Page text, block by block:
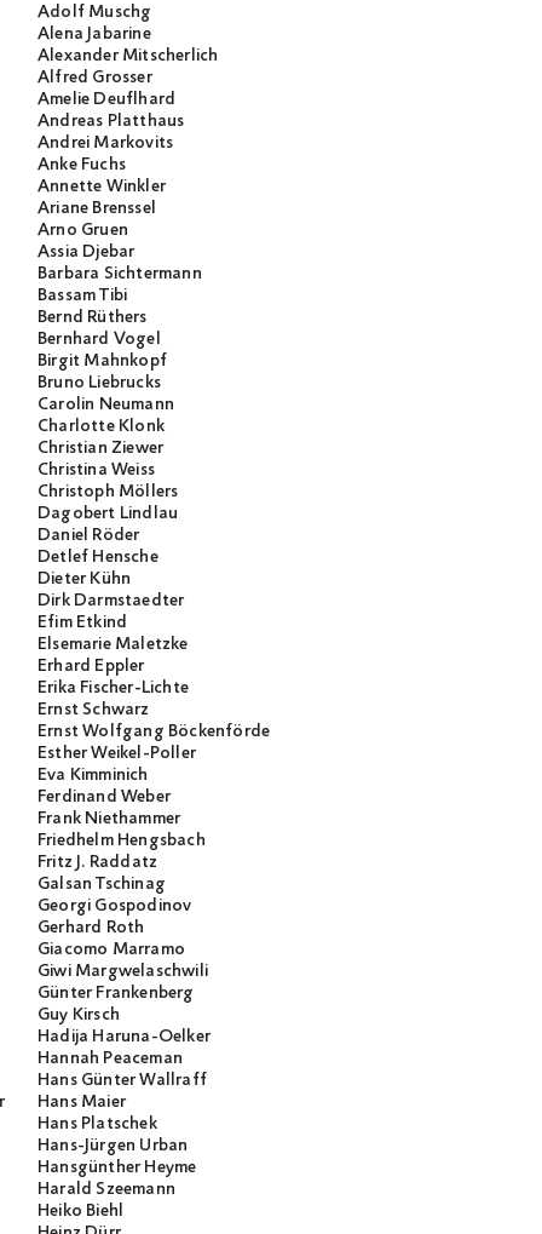
Adolf Muschg
Alena Jabarine
Alexander Mitscherlich
Alfred Grosser
Amelie Deuflhard
Andreas Platthaus
Andrei Markovits
Anke Fuchs
Annette Winkler
Ariane Brenssel
Arno Gruen
Assia Djebar
Barbara Sichtermann
Bassam Tibi
Bernd Rüthers
Bernhard Vogel
Birgit Mahnkopf
Bruno Liebrucks
Carolin Neumann
Charlotte Klonk
Christian Ziewer
Christina Weiss
Christoph Möllers
Dagobert Lindlau
Daniel Röder
Detlef Hensche
Dieter Kühn
Dirk Darmstaedter
Efim Etkind
Elsemarie Maletzke
Erhard Eppler
Erika Fischer-Lichte
Ernst Schwarz
Ernst Wolfgang Böckenförde
Esther Weikel-Poller
Eva Kimminich
Ferdinand Weber
Frank Niethammer
Friedhelm Hengsbach
Fritz J. Raddatz
Galsan Tschinag
Georgi Gospodinov
Gerhard Roth
Giacomo Marramo
Giwi Margwelaschwili
Günter Frankenberg
Guy Kirsch
Hadija Haruna-Oelker
Hannah Peaceman
Hans Günter Wallraff
Hans Maier
Hans Platschek
Hans-Jürgen Urban
Hansgünther Heyme
Harald Szeemann
Heiko Biehl